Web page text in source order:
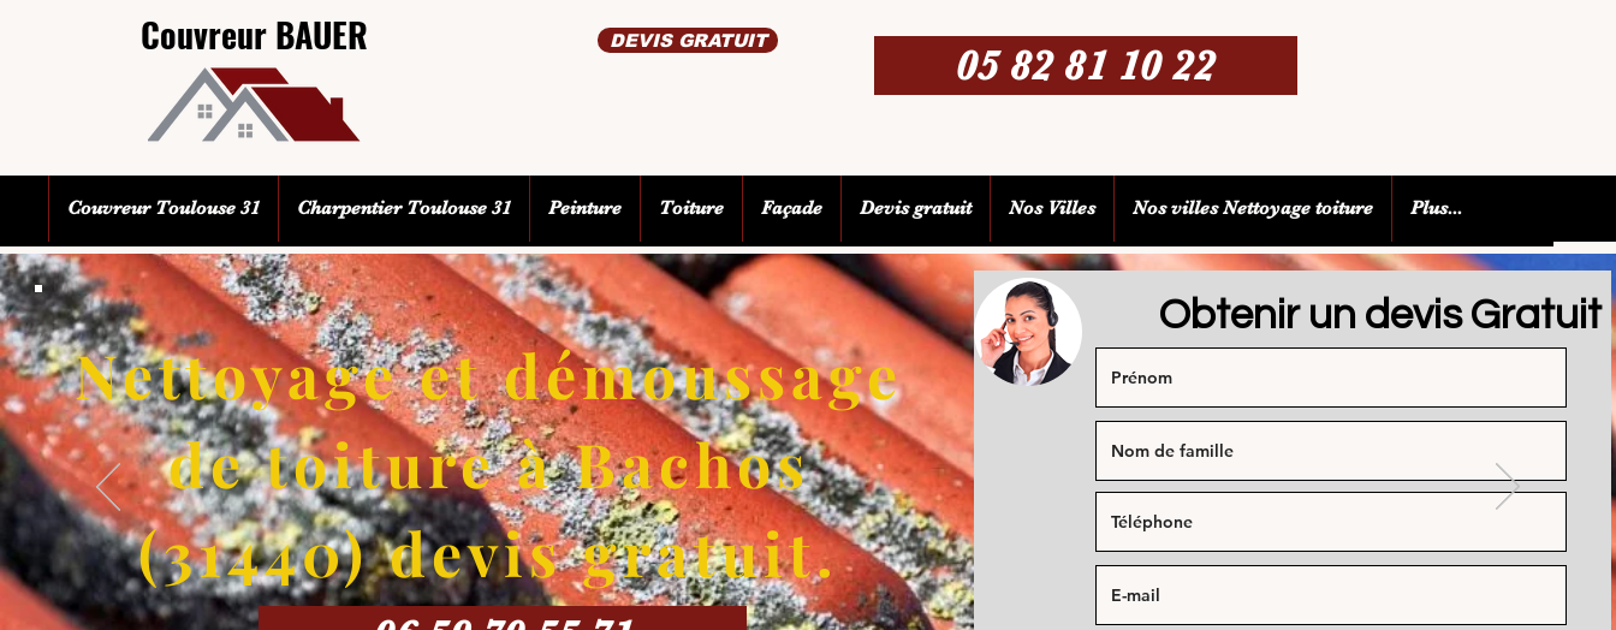
Couvreur BAUER DEVIS GRATUIT
05 82 81 10 22
Couvreur Toulouse 31 Charpentier Toulouse 31 Peinture Toiture Façade Devis gratuit Nos Villes Nos villes Nettoyage toiture Plus...
Nettoyage et démoussage
de toiture à Bachos
(31440) devis gratuit.
Obtenir un devis Gratuit